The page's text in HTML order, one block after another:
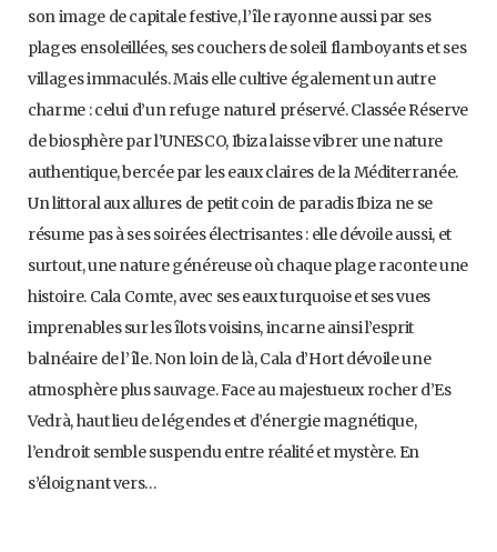
son image de capitale festive, l’île rayonne aussi par ses
plages ensoleillées, ses couchers de soleil flamboyants et ses
villages immaculés. Mais elle cultive également un autre
charme : celui d’un refuge naturel préservé. Classée Réserve
de biosphère par l’UNESCO, Ibiza laisse vibrer une nature
authentique, bercée par les eaux claires de la Méditerranée.
Un littoral aux allures de petit coin de paradis Ibiza ne se
résume pas à ses soirées électrisantes : elle dévoile aussi, et
surtout, une nature généreuse où chaque plage raconte une
histoire. Cala Comte, avec ses eaux turquoise et ses vues
imprenables sur les îlots voisins, incarne ainsi l’esprit
balnéaire de l’île. Non loin de là, Cala d’Hort dévoile une
atmosphère plus sauvage. Face au majestueux rocher d’Es
Vedrà, haut lieu de légendes et d’énergie magnétique,
l’endroit semble suspendu entre réalité et mystère. En
s’éloignant vers…